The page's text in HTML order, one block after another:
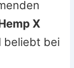
X
beliebt bei